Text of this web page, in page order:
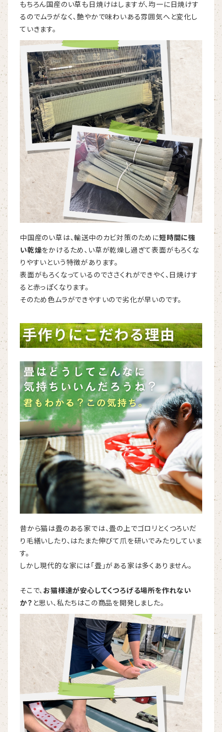
もちろん国産のい草も日焼けはしますが、均一に日焼けす
るのでムラがなく、艶やかで味わいある雰囲気へと変化し
ていきます。
中国産のい草は、輸送中のカビ対策のために短時間に強
い乾燥をかけるため、い草が乾燥し過ぎて表面がもろくな
りやすいという特徴があります。
表面がもろくなっているのでささくれができやく、日焼けす
ると赤っぽくなります。
そのため色ムラができやすいので劣化が早いのです。
昔から猫は畳のある家では、畳の上でゴロリとくつろいだ
り毛繕いしたり、はたまた伸びて爪を研いでみたりしていま
す。
しかし現代的な家には「畳」がある家は多くありません。
そこで、 お猫様達が安心してくつろげる場所を作れない
か？ と思い、私たちはこの商品を開発しました。